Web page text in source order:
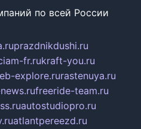
по всей России
prazdnikdushi.ru
fr.rukraft-you.ru
explore.rurastenuya.ru
freeride-team.ru
autostudiopro.ru
atlantpereezd.ru